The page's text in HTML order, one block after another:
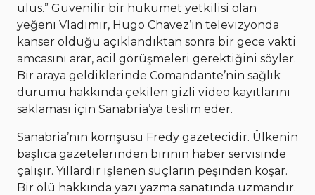
ulus.” Güvenilir bir hükümet yetkilisi olan
yeğeni Vladimir, Hugo Chavez’in televizyonda
kanser olduğu açıklandıktan sonra bir gece vakti
amcasını arar, acil görüşmeleri gerektiğini söyler.
Bir araya geldiklerinde Comandante’nin sağlık
durumu hakkında çekilen gizli video kayıtlarını
saklaması için Sanabria’ya teslim eder.
Sanabria’nın komşusu Fredy gazetecidir. Ülkenin
başlıca gazetelerinden birinin haber servisinde
çalışır. Yıllardır işlenen suçların peşinden koşar.
Bir ölü hakkında yazı yazma sanatında uzmandır.